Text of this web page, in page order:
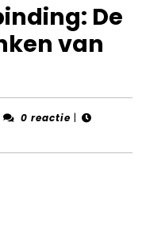
De
van
0 reactie |